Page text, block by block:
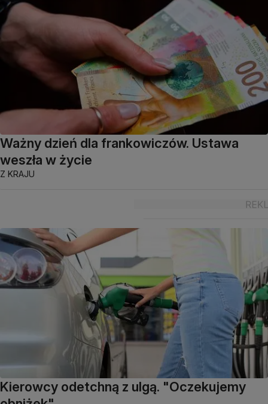
Ważny dzień dla frankowiczów. Ustawa
weszła w życie
Z KRAJU
Kierowcy odetchną z ulgą. "Oczekujemy